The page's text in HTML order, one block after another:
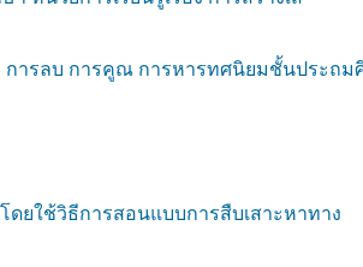
การลบ การคูณ การหารทศนิยมชั้นประถม
ยใช้วิธีการสอนแบบการสืบเสาะหาทาง